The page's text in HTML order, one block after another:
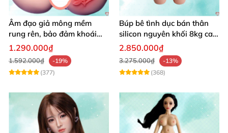
Âm đạo giả mông mềm
rung rên, bảo đảm khoái
cảm vượt trội
1.290.000₫
1.592.000₫
-19%
(377)
Búp bê tình dục bán thân
silicon nguyên khối 8kg cao
cấp mô phỏng người thật
2.850.000₫
3.275.000₫
-13%
(368)